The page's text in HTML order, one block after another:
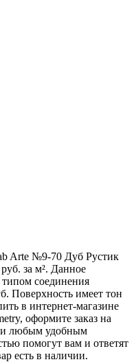
Arte №9-70 Дуб Рустик
за м². Данное
соединения
Поверхность имеет тон
в интернет-магазине
оформите заказ на
любым удобным
помогут вам и ответят
есть в наличии.